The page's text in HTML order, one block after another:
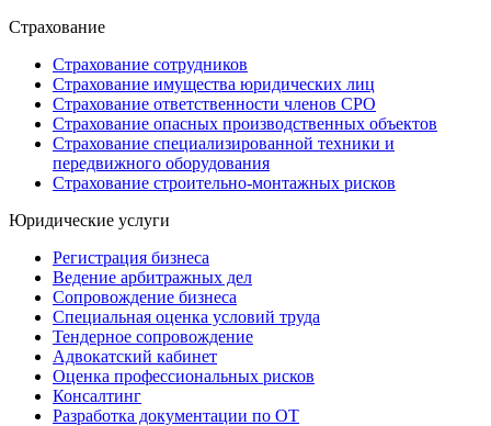
Страхование
Страхование сотрудников
Страхование имущества юридических лиц
Страхование ответственности членов СРО
Страхование опасных производственных объектов
Страхование специализированной техники и
передвижного оборудования
Страхование строительно-монтажных рисков
Юридические услуги
Регистрация бизнеса
Ведение арбитражных дел
Сопровождение бизнеса
Специальная оценка условий труда
Тендерное сопровождение
Адвокатский кабинет
Оценка профессиональных рисков
Консалтинг
Разработка документации по ОТ